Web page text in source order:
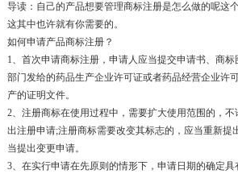
导读：自己的产品想要管理商标注册是怎么做的呢这
这其中也许就有你需要的。
如何申请产品商标注册？
1、首次申请商标注册，申请人应当提交申请书、商
部门发给的药品生产企业许可证或者药品经营企业许
产的证明文件。
2、注册商标在使用过程中，需要扩大使用范围的，
出注册申请;注册商标需要改变其标志的，应当重新
当提出变更申请。
3、在实行申请在先原则的情形下，申请日期的确定